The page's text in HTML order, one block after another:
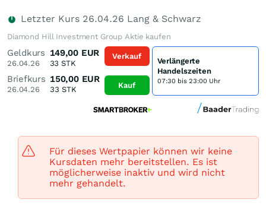
Letzter Kurs 26.04.26 Lang & Schwarz
Diamond Hill Investment Group Aktie kaufen
Geldkurs
26.04.26
149,00 EUR
33 STK
Briefkurs
26.04.26
150,00 EUR
33 STK
Verkauf
Kauf
Verlängerte
Handelszeiten
07:30 bis 23:00 Uhr
Für dieses Wertpapier können wir keine
Kursdaten mehr bereitstellen. Es ist
möglicherweise inaktiv und wird nicht
mehr gehandelt.